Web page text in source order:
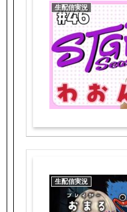
生配信実況
生配信実況